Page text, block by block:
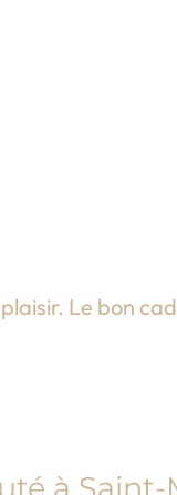
Le bon